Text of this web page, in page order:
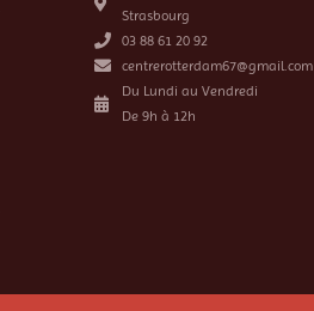
Strasbourg
03 88 61 20 92
centrerotterdam67@gmail.com
Du Lundi au Vendredi
De 9h à 12h